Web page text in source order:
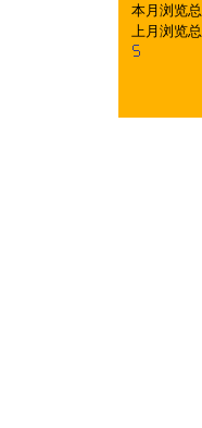
本月浏览总
上月浏览总